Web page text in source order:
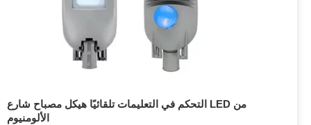
التحكم في التعليمات تلقائيًا هيكل مصباح شارع LED من
الألومنيوم